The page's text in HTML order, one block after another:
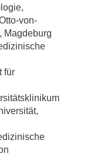
von-
für